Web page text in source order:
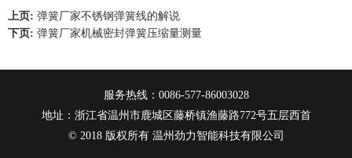
上页: 弹簧厂家不锈钢弹簧线的解说
下页: 弹簧厂家机械密封弹簧压缩量测量
服务热线：0086-577-86003028
地址：浙江省温州市鹿城区藤桥镇渔藤路772号五层西首
© 2018 版权所有 温州劲力智能科技有限公司